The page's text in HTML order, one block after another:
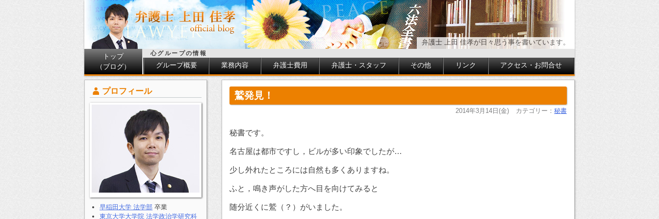
弁護士 上田 佳孝が日々思う事を書いています。
トップ
（ブログ）
心グループの情報
グループ概要 業務内容 弁護士費用 弁護士・スタッフ その他 リンク アクセス・お問合せ
鷲発見！
2014年3月14日(金) カテゴリー： 秘書
秘書です。
名古屋は都市ですし，ビルが多い印象でしたが…
少し外れたところには自然も多くありますね。
ふと，鳴き声がした方へ目を向けてみると
随分近くに鷲（？）がいました。
プロフィール
早稲田大学 法学部 卒業
東京大学大学院 法学政治学研究科